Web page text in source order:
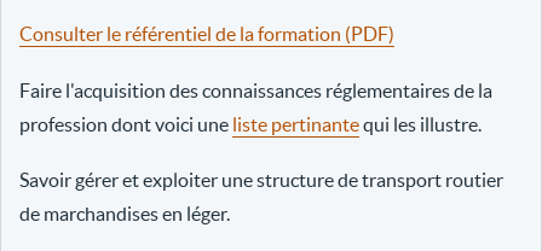
Consulter le référentiel de la formation (PDF)
Faire l'acquisition des connaissances réglementaires de la
profession dont voici une liste pertinantequi les illustre.
Savoir gérer et exploiter une structure de transport routier
de marchandises en léger.